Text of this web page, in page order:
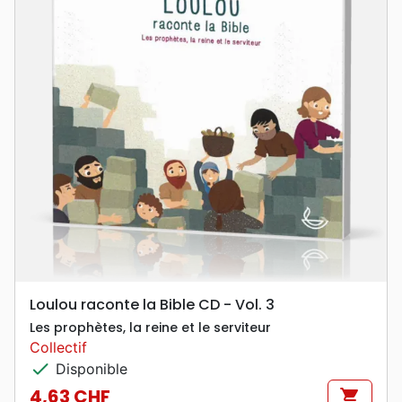
Loulou raconte la Bible CD - Vol. 3
Les prophètes, la reine et le serviteur
Collectif
check Disponible
4,63 CHF shopping_cart